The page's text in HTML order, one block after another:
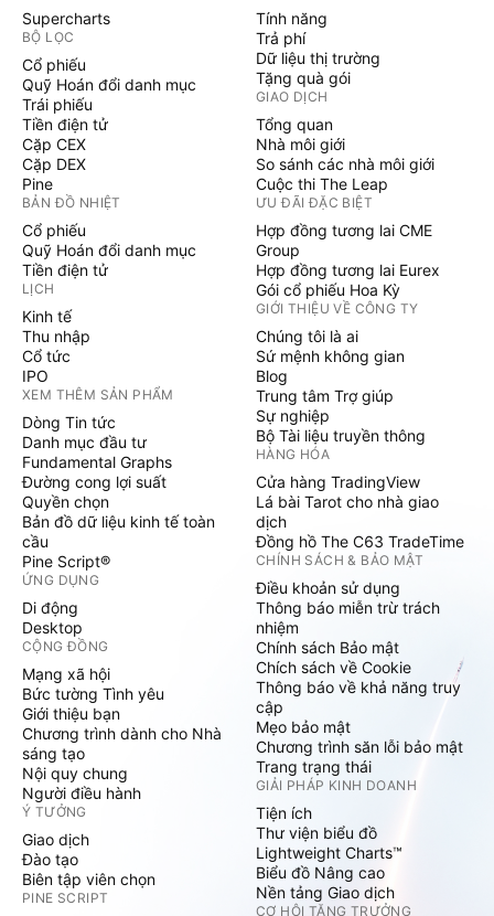
Supercharts
BỘ LỌC
Cổ phiếu
Quỹ Hoán đổi danh mục
Trái phiếu
Tiền điện tử
Cặp CEX
Cặp DEX
Pine
BẢN ĐỒ NHIỆT
Cổ phiếu
Quỹ Hoán đổi danh mục
Tiền điện tử
LỊCH
Kinh tế
Thu nhập
Cổ tức
IPO
XEM THÊM SẢN PHẨM
Dòng Tin tức
Danh mục đầu tư
Fundamental Graphs
Đường cong lợi suất
Quyền chọn
Bản đồ dữ liệu kinh tế toàn
cầu
Pine Script®
ỨNG DỤNG
Di động
Desktop
CỘNG ĐỒNG
Mạng xã hội
Bức tường Tình yêu
Giới thiệu bạn
Chương trình dành cho Nhà
sáng tạo
Nội quy chung
Người điều hành
Ý TƯỞNG
Giao dịch
Đào tạo
Biên tập viên chọn
PINE SCRIPT
Tính năng
Trả phí
Dữ liệu thị trường
Tặng quà gói
GIAO DỊCH
Tổng quan
Nhà môi giới
So sánh các nhà môi giới
Cuộc thi The Leap
ƯU ĐÃI ĐẶC BIỆT
Hợp đồng tương lai CME
Group
Hợp đồng tương lai Eurex
Gói cổ phiếu Hoa Kỳ
GIỚI THIỆU VỀ CÔNG TY
Chúng tôi là ai
Sứ mệnh không gian
Blog
Trung tâm Trợ giúp
Sự nghiệp
Bộ Tài liệu truyền thông
HÀNG HÓA
Cửa hàng TradingView
Lá bài Tarot cho nhà giao
dịch
Đồng hồ The C63 TradeTime
CHÍNH SÁCH & BẢO MẬT
Điều khoản sử dụng
Thông báo miễn trừ trách
nhiệm
Chính sách Bảo mật
Chích sách về Cookie
Thông báo về khả năng truy
cập
Mẹo bảo mật
Chương trình săn lỗi bảo mật
Trang trạng thái
GIẢI PHÁP KINH DOANH
Tiện ích
Thư viện biểu đồ
Lightweight Charts™
Biểu đồ Nâng cao
Nền tảng Giao dịch
CƠ HỘI TĂNG TRƯỞNG